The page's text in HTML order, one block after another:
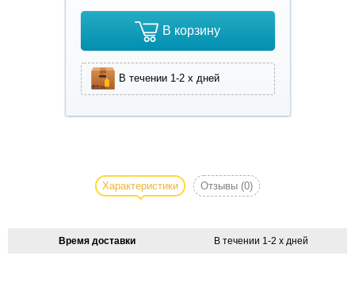
В корзину
В течении 1-2 х дней
насыщенных
Характеристики Отзывы (0)
Время доставки В течении 1-2 х дней